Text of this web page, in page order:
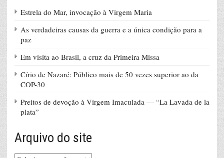
Estrela do Mar, invocação à Virgem Maria
As verdadeiras causas da guerra e a única condição para a
paz
Em visita ao Brasil, a cruz da Primeira Missa
Círio de Nazaré: Público mais de 50 vezes superior ao da
COP-30
Preitos de devoção à Virgem Imaculada — “La Lavada de la
plata”
Arquivo do site